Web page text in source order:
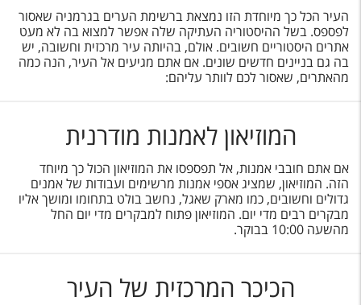
טופס צור קשר
תקנון
עקבו אחרינו
העיר הכל כך מיוחדת הזו נמצאת ברשימת הערים בגרמניה שאסור
לפספס. בשל ההיסטוריה העתיקה שלה אפשר למצוא בה לא מעט
אתרים היסטוריים חשובים. אולם, בהיותה עיר מרכזית וחשובה, יש
בה גם בניינים חדשים שונים. אם אתם מגיעים אל העיר, הנה כמה
מהאתרים, שאסור לכם לוותר עליהם:
המוזיאון לאמנות מודרנית
אם אתם חובבי אמנות, אל תפספסו את המוזיאון הכול כך מיוחד
הזה. המוזיאון, שמציג אספי אמנות מרשימים ועבודות של אמנים
גדולים וחשובים, כמו מארק שאגל, נחשב בולט בתחומו ומושך אליו
מבקרים רבים מדי יום. המוזיאון פתוח למבקרים מדי יום החל
מהשעה 10:00 בבוקר.
הכיכר המרכזית של העיר